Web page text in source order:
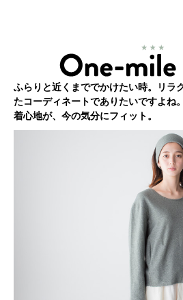
ふらりと近くまででかけたい時。リラ
たコーディネートでありたいですよね
着心地が、今の気分にフィット。